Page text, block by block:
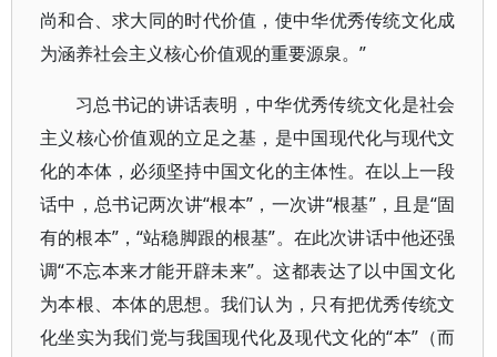
尚和合、求大同的时代价值，使中华优秀传统文化成
为涵养社会主义核心价值观的重要源泉。”
习总书记的讲话表明，中华优秀传统文化是社会
主义核心价值观的立足之基，是中国现代化与现代文
化的本体，必须坚持中国文化的主体性。在以上一段
话中，总书记两次讲“根本”，一次讲“根基”，且是“固
有的根本”，“站稳脚跟的根基”。在此次讲话中他还强
调“不忘本来才能开辟未来”。这都表达了以中国文化
为本根、本体的思想。我们认为，只有把优秀传统文
化坐实为我们党与我国现代化及现代文化的“本”（而